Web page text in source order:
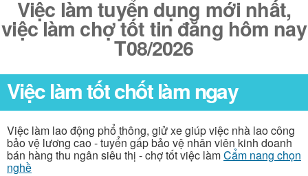
Việc làm tuyển dụng mới nhất,
việc làm chợ tốt tin đăng hôm nay
T08/2026
Việc làm tốt chốt làm ngay
Việc làm lao động phổ thông, giử xe giúp việc nhà lao công
bảo vệ lương cao - tuyển gấp bảo vệ nhân viên kinh doanh
bán hàng thu ngân siêu thị - chợ tốt việc làmCẩm nang chọn
nghề